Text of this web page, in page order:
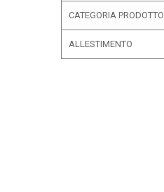
CATEGORIA PRODOTTO
ALLESTIMENTO